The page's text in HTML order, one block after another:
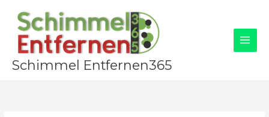
Inhalt
springen
Schimmel Entfernen365